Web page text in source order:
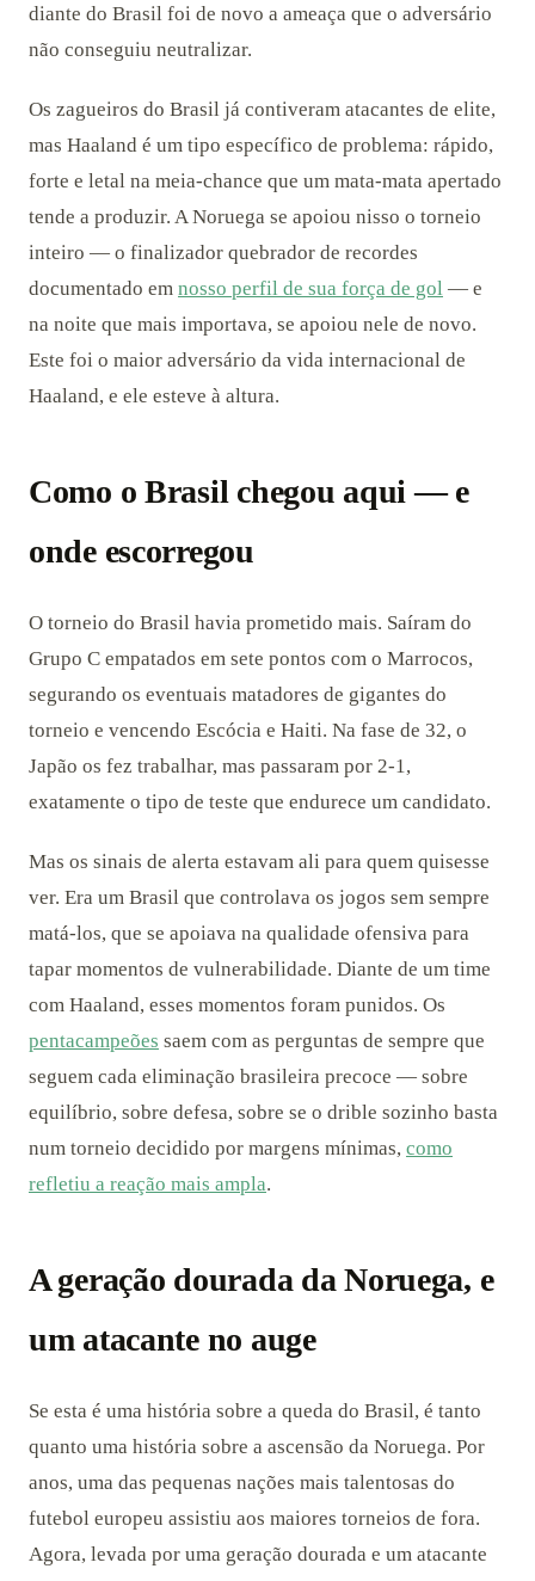
diante do Brasil foi de novo a ameaça que o adversário
não conseguiu neutralizar.
Os zagueiros do Brasil já contiveram atacantes de elite,
mas Haaland é um tipo específico de problema: rápido,
forte e letal na meia-chance que um mata-mata apertado
tende a produzir. A Noruega se apoiou nisso o torneio
inteiro — o finalizador quebrador de recordes
documentado em nosso perfil de sua força de gol — e
na noite que mais importava, se apoiou nele de novo.
Este foi o maior adversário da vida internacional de
Haaland, e ele esteve à altura.
Como o Brasil chegou aqui — e
onde escorregou
O torneio do Brasil havia prometido mais. Saíram do
Grupo C empatados em sete pontos com o Marrocos,
segurando os eventuais matadores de gigantes do
torneio e vencendo Escócia e Haiti. Na fase de 32, o
Japão os fez trabalhar, mas passaram por 2-1,
exatamente o tipo de teste que endurece um candidato.
Mas os sinais de alerta estavam ali para quem quisesse
ver. Era um Brasil que controlava os jogos sem sempre
matá-los, que se apoiava na qualidade ofensiva para
tapar momentos de vulnerabilidade. Diante de um time
com Haaland, esses momentos foram punidos. Os
pentacampeões saem com as perguntas de sempre que
seguem cada eliminação brasileira precoce — sobre
equilíbrio, sobre defesa, sobre se o drible sozinho basta
num torneio decidido por margens mínimas, como
refletiu a reação mais ampla.
A geração dourada da Noruega, e
um atacante no auge
Se esta é uma história sobre a queda do Brasil, é tanto
quanto uma história sobre a ascensão da Noruega. Por
anos, uma das pequenas nações mais talentosas do
futebol europeu assistiu aos maiores torneios de fora.
Agora, levada por uma geração dourada e um atacante